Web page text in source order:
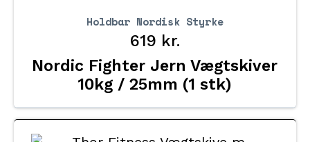
Holdbar Nordisk Styrke
Nordic Fighter Jern Vægtskiver
10kg / 25mm (1 stk)
619 kr.